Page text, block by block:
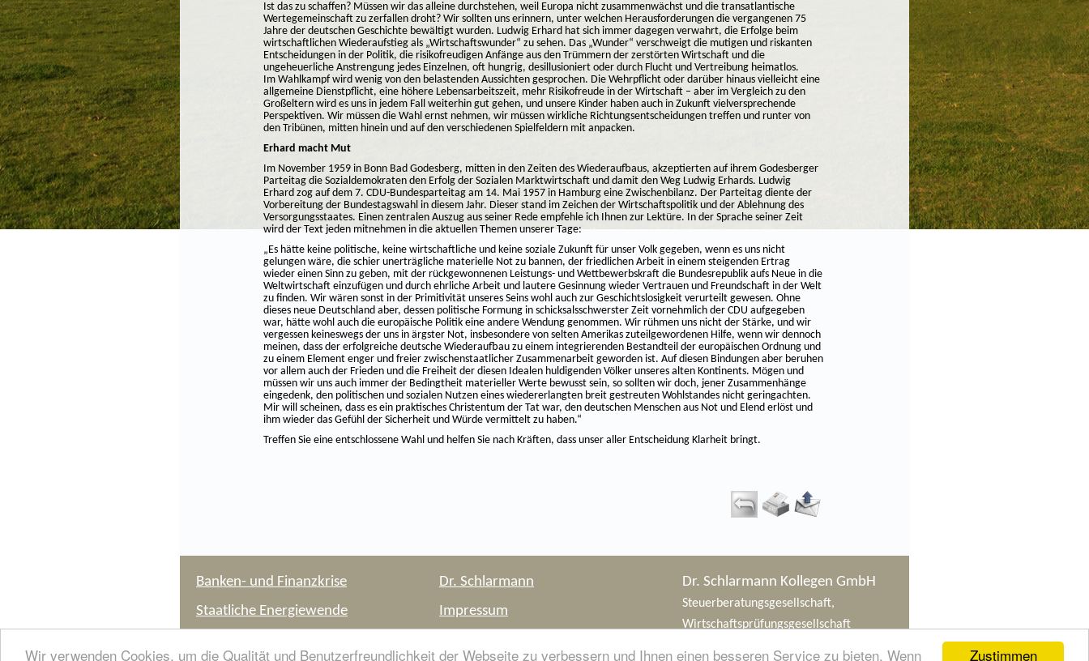
Zustimmen
Wir verwenden Cookies, um die Qualität und Benutzerfreundlichkeit der Webseite zu verbessern und Ihnen einen besseren Service zu bieten. Wenn
Ist das zu schaffen? Müssen wir das alleine durchstehen, weil Europa nicht zusammenwächst und die transatlantische
Wertegemeinschaft zu zerfallen droht? Wir sollten uns erinnern, unter welchen Herausforderungen die vergangenen 75
Jahre der deutschen Geschichte bewältigt wurden. Ludwig Erhard hat sich immer dagegen verwahrt, die Erfolge beim
wirtschaftlichen Wiederaufstieg als „Wirtschaftswunder“ zu sehen. Das „Wunder“ verschweigt die mutigen und riskanten
Entscheidungen in der Politik, die risikofreudigen Anfänge aus den Trümmern der zerstörten Wirtschaft und die
ungeheuerliche Anstrengung jedes Einzelnen, oft hungrig, desillusioniert oder durch Flucht und Vertreibung heimatlos.
Im Wahlkampf wird wenig von den belastenden Aussichten gesprochen. Die Wehrpflicht oder darüber hinaus vielleicht eine
allgemeine Dienstpflicht, eine höhere Lebensarbeitszeit, mehr Risikofreude in der Wirtschaft – aber im Vergleich zu den
Großeltern wird es uns in jedem Fall weiterhin gut gehen, und unsere Kinder haben auch in Zukunft vielversprechende
Perspektiven. Wir müssen die Wahl ernst nehmen, wir müssen wirkliche Richtungsentscheidungen treffen und runter von
den Tribünen, mitten hinein und auf den verschiedenen Spielfeldern mit anpacken.
Erhard macht Mut
Im November 1959 in Bonn Bad Godesberg, mitten in den Zeiten des Wiederaufbaus, akzeptierten auf ihrem Godesberger
Parteitag die Sozialdemokraten den Erfolg der Sozialen Marktwirtschaft und damit den Weg Ludwig Erhards. Ludwig
Erhard zog auf dem 7. CDU-Bundesparteitag am 14. Mai 1957 in Hamburg eine Zwischenbilanz. Der Parteitag diente der
Vorbereitung der Bundestagswahl in diesem Jahr. Dieser stand im Zeichen der Wirtschaftspolitik und der Ablehnung des
Versorgungsstaates. Einen zentralen Auszug aus seiner Rede empfehle ich Ihnen zur Lektüre. In der Sprache seiner Zeit
wird der Text jeden mitnehmen in die aktuellen Themen unserer Tage:
„Es hätte keine politische, keine wirtschaftliche und keine soziale Zukunft für unser Volk gegeben, wenn es uns nicht
gelungen wäre, die schier unerträgliche materielle Not zu bannen, der friedlichen Arbeit in einem steigenden Ertrag
wieder einen Sinn zu geben, mit der rückgewonnenen Leistungs- und Wettbewerbskraft die Bundesrepublik aufs Neue in die
Weltwirtschaft einzufügen und durch ehrliche Arbeit und lautere Gesinnung wieder Vertrauen und Freundschaft in der Welt
zu finden. Wir wären sonst in der Primitivität unseres Seins wohl auch zur Geschichtslosigkeit verurteilt gewesen. Ohne
dieses neue Deutschland aber, dessen politische Formung in schicksalsschwerster Zeit vornehmlich der CDU aufgegeben
war, hätte wohl auch die europäische Politik eine andere Wendung genommen. Wir rühmen uns nicht der Stärke, und wir
vergessen keineswegs der uns in ärgster Not, insbesondere von selten Amerikas zuteilgewordenen Hilfe, wenn wir dennoch
meinen, dass der erfolgreiche deutsche Wiederaufbau zu einem integrierenden Bestandteil der europäischen Ordnung und
zu einem Element enger und freier zwischenstaatlicher Zusammenarbeit geworden ist. Auf diesen Bindungen aber beruhen
vor allem auch der Frieden und die Freiheit der diesen Idealen huldigenden Völker unseres alten Kontinents. Mögen und
müssen wir uns auch immer der Bedingtheit materieller Werte bewusst sein, so sollten wir doch, jener Zusammenhänge
eingedenk, den politischen und sozialen Nutzen eines wiedererlangten breit gestreuten Wohlstandes nicht geringachten.
Mir will scheinen, dass es ein praktisches Christentum der Tat war, den deutschen Menschen aus Not und Elend erlöst und
ihm wieder das Gefühl der Sicherheit und Würde vermittelt zu haben.“
Treffen Sie eine entschlossene Wahl und helfen Sie nach Kräften, dass unser aller Entscheidung Klarheit bringt.
Banken- und Finanzkrise
Staatliche Energiewende
Dr. Schlarmann
Impressum
Dr. Schlarmann Kollegen GmbH
Steuerberatungsgesellschaft,
Wirtschaftsprüfungsgesellschaft